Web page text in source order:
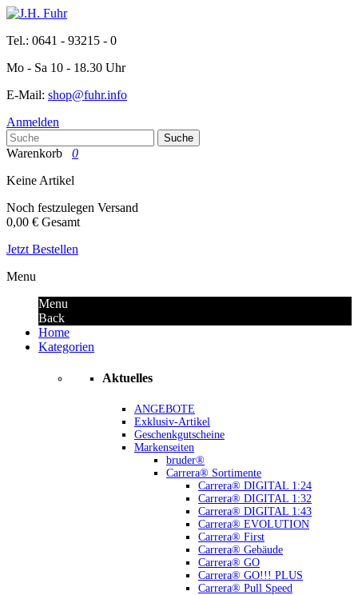
Tel.: 0641 - 93215 - 0
Mo - Sa 10 - 18.30 Uhr
E-Mail: shop@fuhr.info
Anmelden
Suche
Warenkorb
0
Keine Artikel
Noch festzulegen Versand
0,00 € Gesamt
Jetzt Bestellen
Menu
Menu
Back
Home
Kategorien
Aktuelles
ANGEBOTE
Exklusiv-Artikel
Geschenkgutscheine
Markenseiten
bruder®
Carrera® Sortimente
Carrera® DIGITAL 1:24
Carrera® DIGITAL 1:32
Carrera® DIGITAL 1:43
Carrera® EVOLUTION
Carrera® First
Carrera® Gebäude
Carrera® GO
Carrera® GO!!! PLUS
Carrera® Pull Speed